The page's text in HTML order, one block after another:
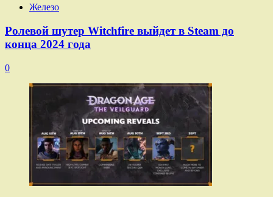
Железо
Ролевой шутер Witchfire выйдет в Steam до
конца 2024 года
0